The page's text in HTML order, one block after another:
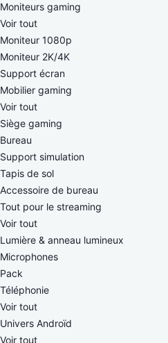
Moniteurs gaming
Voir tout
Moniteur 1080p
Moniteur 2K/4K
Support écran
Mobilier gaming
Voir tout
Siège gaming
Bureau
Support simulation
Tapis de sol
Accessoire de bureau
Tout pour le streaming
Voir tout
Lumière & anneau lumineux
Microphones
Pack
Téléphonie
Voir tout
Univers Androïd
Voir tout